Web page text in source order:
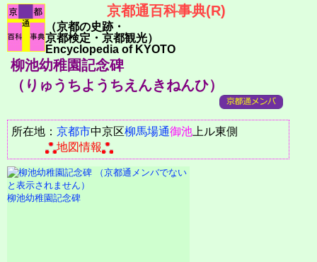
京都通百科事典(R)
（京都の史跡・
京都検定・京都観光）
Encyclopedia of KYOTO
柳池幼稚園記念碑
（りゅうちようちえんきねんひ）
所在地： 京都市中京区柳馬場通御池 上ル東側
地図情報
柳池幼稚園記念碑